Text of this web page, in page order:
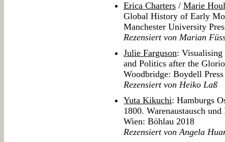
Erica Charters / Marie
Global History of Early
Manchester University
Rezensiert von Marian
Julie Farguson: Visualising
and Politics after the
Woodbridge: Boydell
Rezensiert von Heiko Laß
Yuta Kikuchi: Hamburgs
1800. Warenaustausch
Wien: Böhlau 2018
Rezensiert von Angela